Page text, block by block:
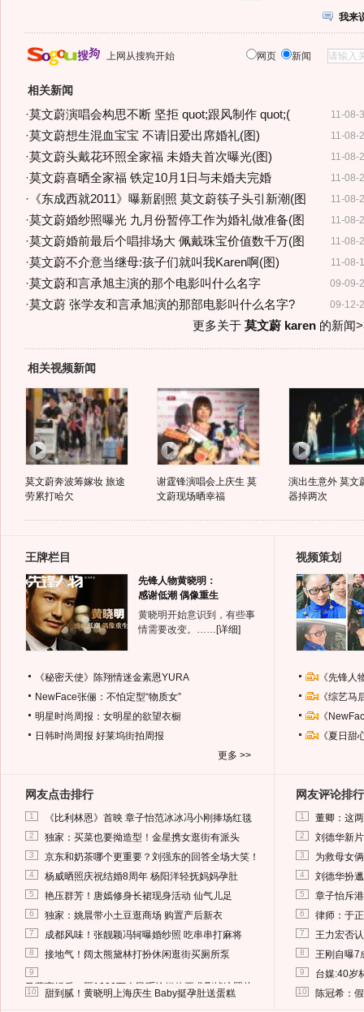
我来
上网从搜狗开始 网页 新闻
相关新闻
11-08-
·莫文蔚演唱会构思不断 坚拒 quot;跟风制作 quot;(
11-08-
·莫文蔚想生混血宝宝 不请旧爱出席婚礼(图)
11-08-
·莫文蔚头戴花环照全家福 未婚夫首次曝光(图)
11-08-
·莫文蔚喜晒全家福 铁定10月1日与未婚夫完婚
11-08-
· 《东成西就2011》曝新剧照 莫文蔚筷子头引新潮(图
11-08-
·莫文蔚婚纱照曝光 九月份暂停工作为婚礼做准备(图
11-08-
·莫文蔚婚前最后个唱排场大 佩戴珠宝价值数千万(图
11-08-
·莫文蔚不介意当继母:孩子们就叫我Karen啊(图)
09-09-
·莫文蔚和言承旭主演的那个电影叫什么名字
09-12-
·莫文蔚 张学友和言承旭演的那部电影叫什么名字?
更多关于 莫文蔚 karen的新闻
相关视频新闻
莫文蔚奔波筹嫁妆 旅途
劳累打哈欠
谢霆锋演唱会上庆生 莫
文蔚现场晒幸福
演出生意外 莫文
器掉两次
王牌栏目
先锋人物黄晓明：
感谢低潮 偶像重生
黄晓明开始意识到，有些事
情需要改变。…… [详细]
《秘密天使》陈翔情迷金素恩YURA
NewFace张俪：不怕定型“物质女”
明星时尚周报：女明星的欲望衣橱
日韩时尚周报 好莱坞街拍周报
更多 >>
视频策划
《先锋
《综艺
《
《夏日
网友点击排行
1 《比利林恩》首映 章子怡范冰冰冯小刚捧场红毯
2 独家：买菜也要拗造型！金星携女逛街有派头
3 京东和奶茶哪个更重要？刘强东的回答全场大笑！
4 杨威晒照庆祝结婚8周年 杨阳洋轻抚妈妈孕肚
5 艳压群芳！唐嫣修身长裙现身活动 仙气儿足
6 独家：姚晨带小土豆逛商场 购置产后新衣
7 成都风味！张靓颖冯轲曝婚纱照 吃串串打麻将
8 接地气！阔太熊黛林打扮休闲逛街买厕所泵
9
马蓉离婚后，砸1000万人民币给媒体要求删掉这照片
10 甜到腻！黄晓明上海庆生 Baby挺孕肚送蛋糕
网友评论排行
1 董卿：这
2 刘德华新
3 为救母女
4 刘德华扮
5 章子怡斥
6 律师：于
7 王力宏否
8 王刚自曝7
9 台媒:40岁
10 陈冠希：